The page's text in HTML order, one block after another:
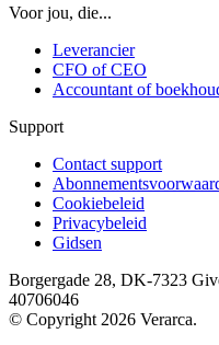
Voor jou, die...
Leverancier
CFO of CEO
Accountant of
Support
Contact support
Cookiebeleid
Privacybeleid
Gidsen
Borgergade 28, DK-7323
40706046
© Copyright 2026 Verarca.